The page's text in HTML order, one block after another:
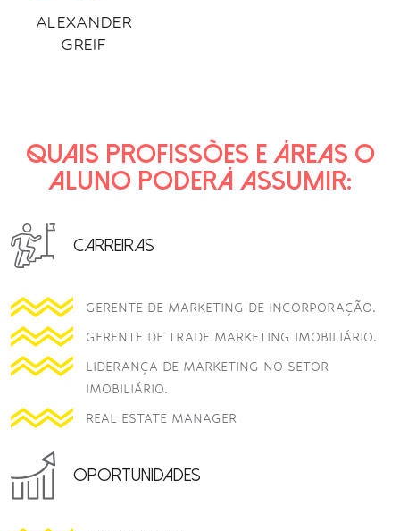
ALEXANDER
GREIF
QUAIS PROFISSÕES E ÁREAS O
ALUNO PODERÁ ASSUMIR:
CARREIRAS
GERENTE DE MARKETING DE INCORPORAÇÃO.
GERENTE DE TRADE MARKETING IMOBILIÁRIO.
LIDERANÇA DE MARKETING NO SETOR
IMOBILIÁRIO.
REAL ESTATE MANAGER
OPORTUNIDADES